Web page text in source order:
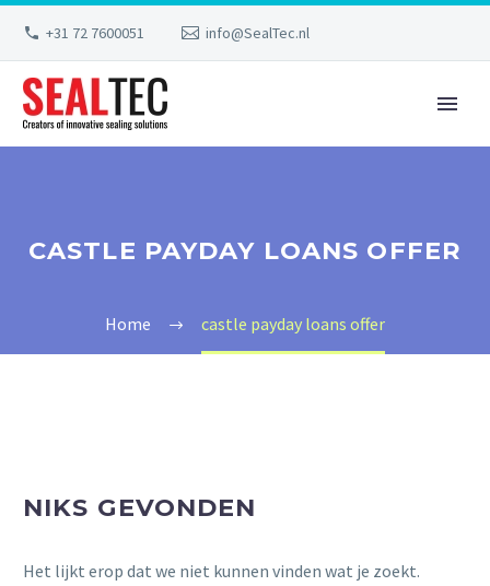
+31 72 7600051 info@SealTec.nl
CASTLE PAYDAY LOANS OFFER
Home castle payday loans offer
NIKS GEVONDEN
Het lijkt erop dat we niet kunnen vinden wat je zoekt.